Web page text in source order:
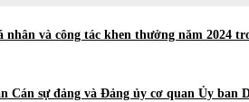
và công tác khen thưởng năm 2024
Cán sự đảng và Đảng ủy cơ quan Ủy ban